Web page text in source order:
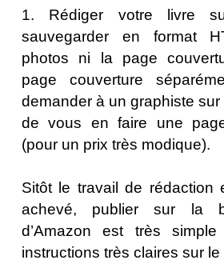
1. Rédiger votre livre
sauvegarder en format
photos ni la page
page couverture
demander à un graphiste
de vous en faire une
(pour un prix très modique).
Sitôt le travail de rédaction
achevé, publier sur la
d’Amazon est très
instructions très claires sur le